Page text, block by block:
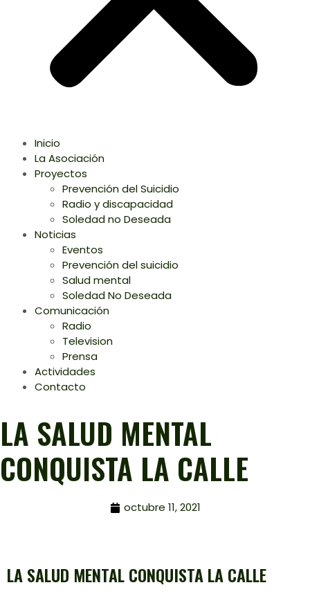
Inicio
La Asociación
Proyectos
Prevención del Suicidio
Radio y discapacidad
Soledad no Deseada
Noticias
Eventos
Prevención del suicidio
Salud mental
Soledad No Deseada
Comunicación
Radio
Television
Prensa
Actividades
Contacto
LA SALUD MENTAL
CONQUISTA LA CALLE
octubre 11, 2021
LA SALUD MENTAL CONQUISTA LA CALLE